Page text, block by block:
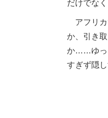
だけでな
アフリカ
か、引き
か……ゆっ
すぎず隠